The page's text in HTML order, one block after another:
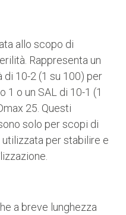
allo scopo di
Rappresenta un
di 10-2 (1 su 100) per
1 o un SAL di 10-1 (1
25. Questi
solo per scopi di
per stabilire e
a breve lunghezza